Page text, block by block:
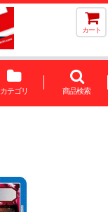
カート
カテゴリ 商品検索